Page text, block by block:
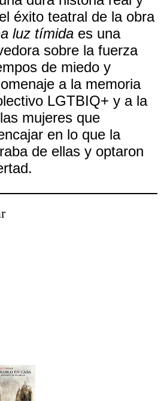
éxito teatral de la obra
luz tímida es una
sobre la fuerza
de miedo y
a la memoria
LGTBIQ+ y a la
mujeres que
en lo que la
de ellas y optaron